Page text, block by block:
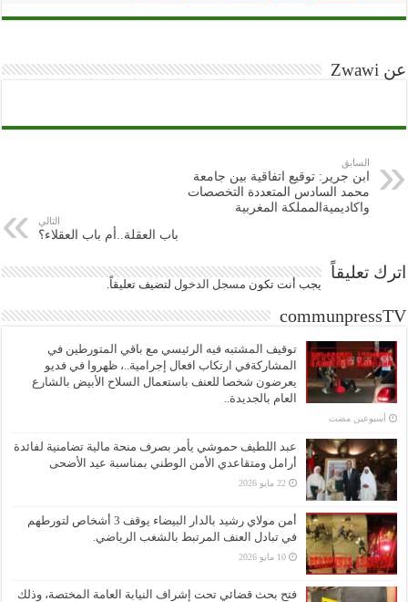
عن Zwawi
السابق
ابن جرير: توقيع اتفاقية بين جامعة
محمد السادس المتعددة التخصصات
واكاديميةالمملكة المغربية
التالي
باب العقلة..أم باب العقلاء؟
اترك تعليقاً
يجب أنت تكون مسجل الدخول لتضيف تعليقاً.
communpressTV
توقيف المشتبه فيه الرئيسي مع باقي المتورطين في
المشاركةفي ارتكاب افعال إجرامية..، ظهروا في فديو
يعرضون شخصا للعنف باستعمال السلاح الأبيض بالشارع
العام بالجديدة..
‏أسبوعين مضت
عبد اللطيف حموشي يأمر بصرف منحة مالية تضامنية لفائدة
أرامل ومتقاعدي الأمن الوطني بمناسبة عيد الأضحى
22 مايو 2026
أمن مولاي رشيد بالدار البيضاء يوقف 3 أشخاص لتورطهم
في تبادل العنف المرتبط بالشغب الرياضي.
10 مايو 2026
فتح بحث قضائي تحت إشراف النيابة العامة المختصة، وذلك